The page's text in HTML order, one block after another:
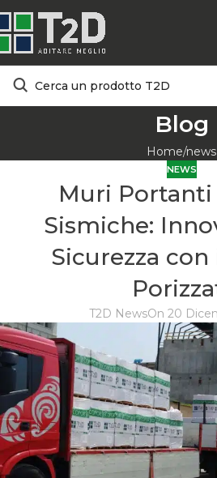
Blog
Home news
NEWS
Muri Portanti
Sismiche:
Sicurezza con
T2D NewsOn 20